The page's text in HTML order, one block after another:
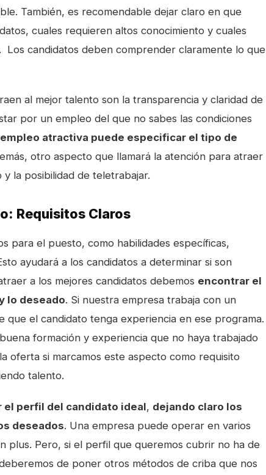
También, es recomendable dejar claro en que
cuales requieren altos conocimiento y cuales
Los candidatos deben comprender claramente lo que
al mejor talento son la transparencia y claridad de
por un empleo del que no sabes las condiciones
atractiva puede especificar el tipo de
otro aspecto que llamará la atención para atraer
la posibilidad de teletrabajar.
Requisitos Claros
para el puesto, como habilidades específicas,
ayudará a los candidatos a determinar si son
a los mejores candidatos debemos encontrar el
lo deseado. Si nuestra empresa trabaja con un
que el candidato tenga experiencia en ese programa.
formación y experiencia que no haya trabajado
oferta si marcamos este aspecto como requisito
talento.
el perfil del candidato ideal, dejando claro los
deseados. Una empresa puede operar en varios
plus. Pero, si el perfil que queremos cubrir no ha de
de poner otros métodos de criba que nos